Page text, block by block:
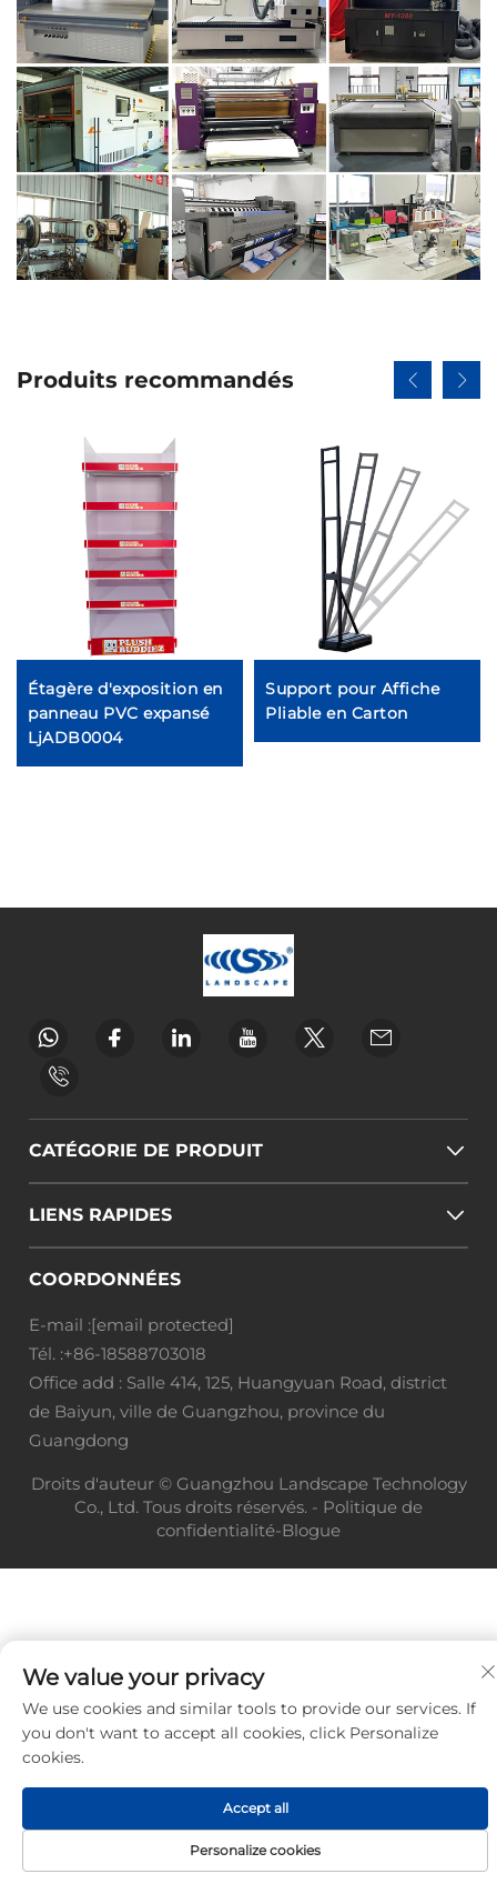
Produits recommandés
Étagère d'exposition en
panneau PVC expansé
LjADB0004
Support pour Affiche
Pliable en Carton
CATÉGORIE DE PRODUIT
LIENS RAPIDES
COORDONNÉES
E-mail :[email protected]
Tél. :+86-18588703018
Office add : Salle 414, 125, Huangyuan Road, district
de Baiyun, ville de Guangzhou, province du
Guangdong
Droits d'auteur © Guangzhou Landscape Technology
Co., Ltd. Tous droits réservés. - Politique de
confidentialité-Blogue
We value your privacy
We use cookies and similar tools to provide our services. If
you don't want to accept all cookies, click Personalize
cookies.
Personalize cookies
Accept all